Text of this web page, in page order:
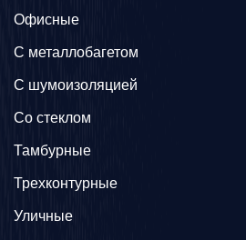
Офисные
C металлобагетом
С шумоизоляцией
Со стеклом
Тамбурные
Трехконтурные
Уличные